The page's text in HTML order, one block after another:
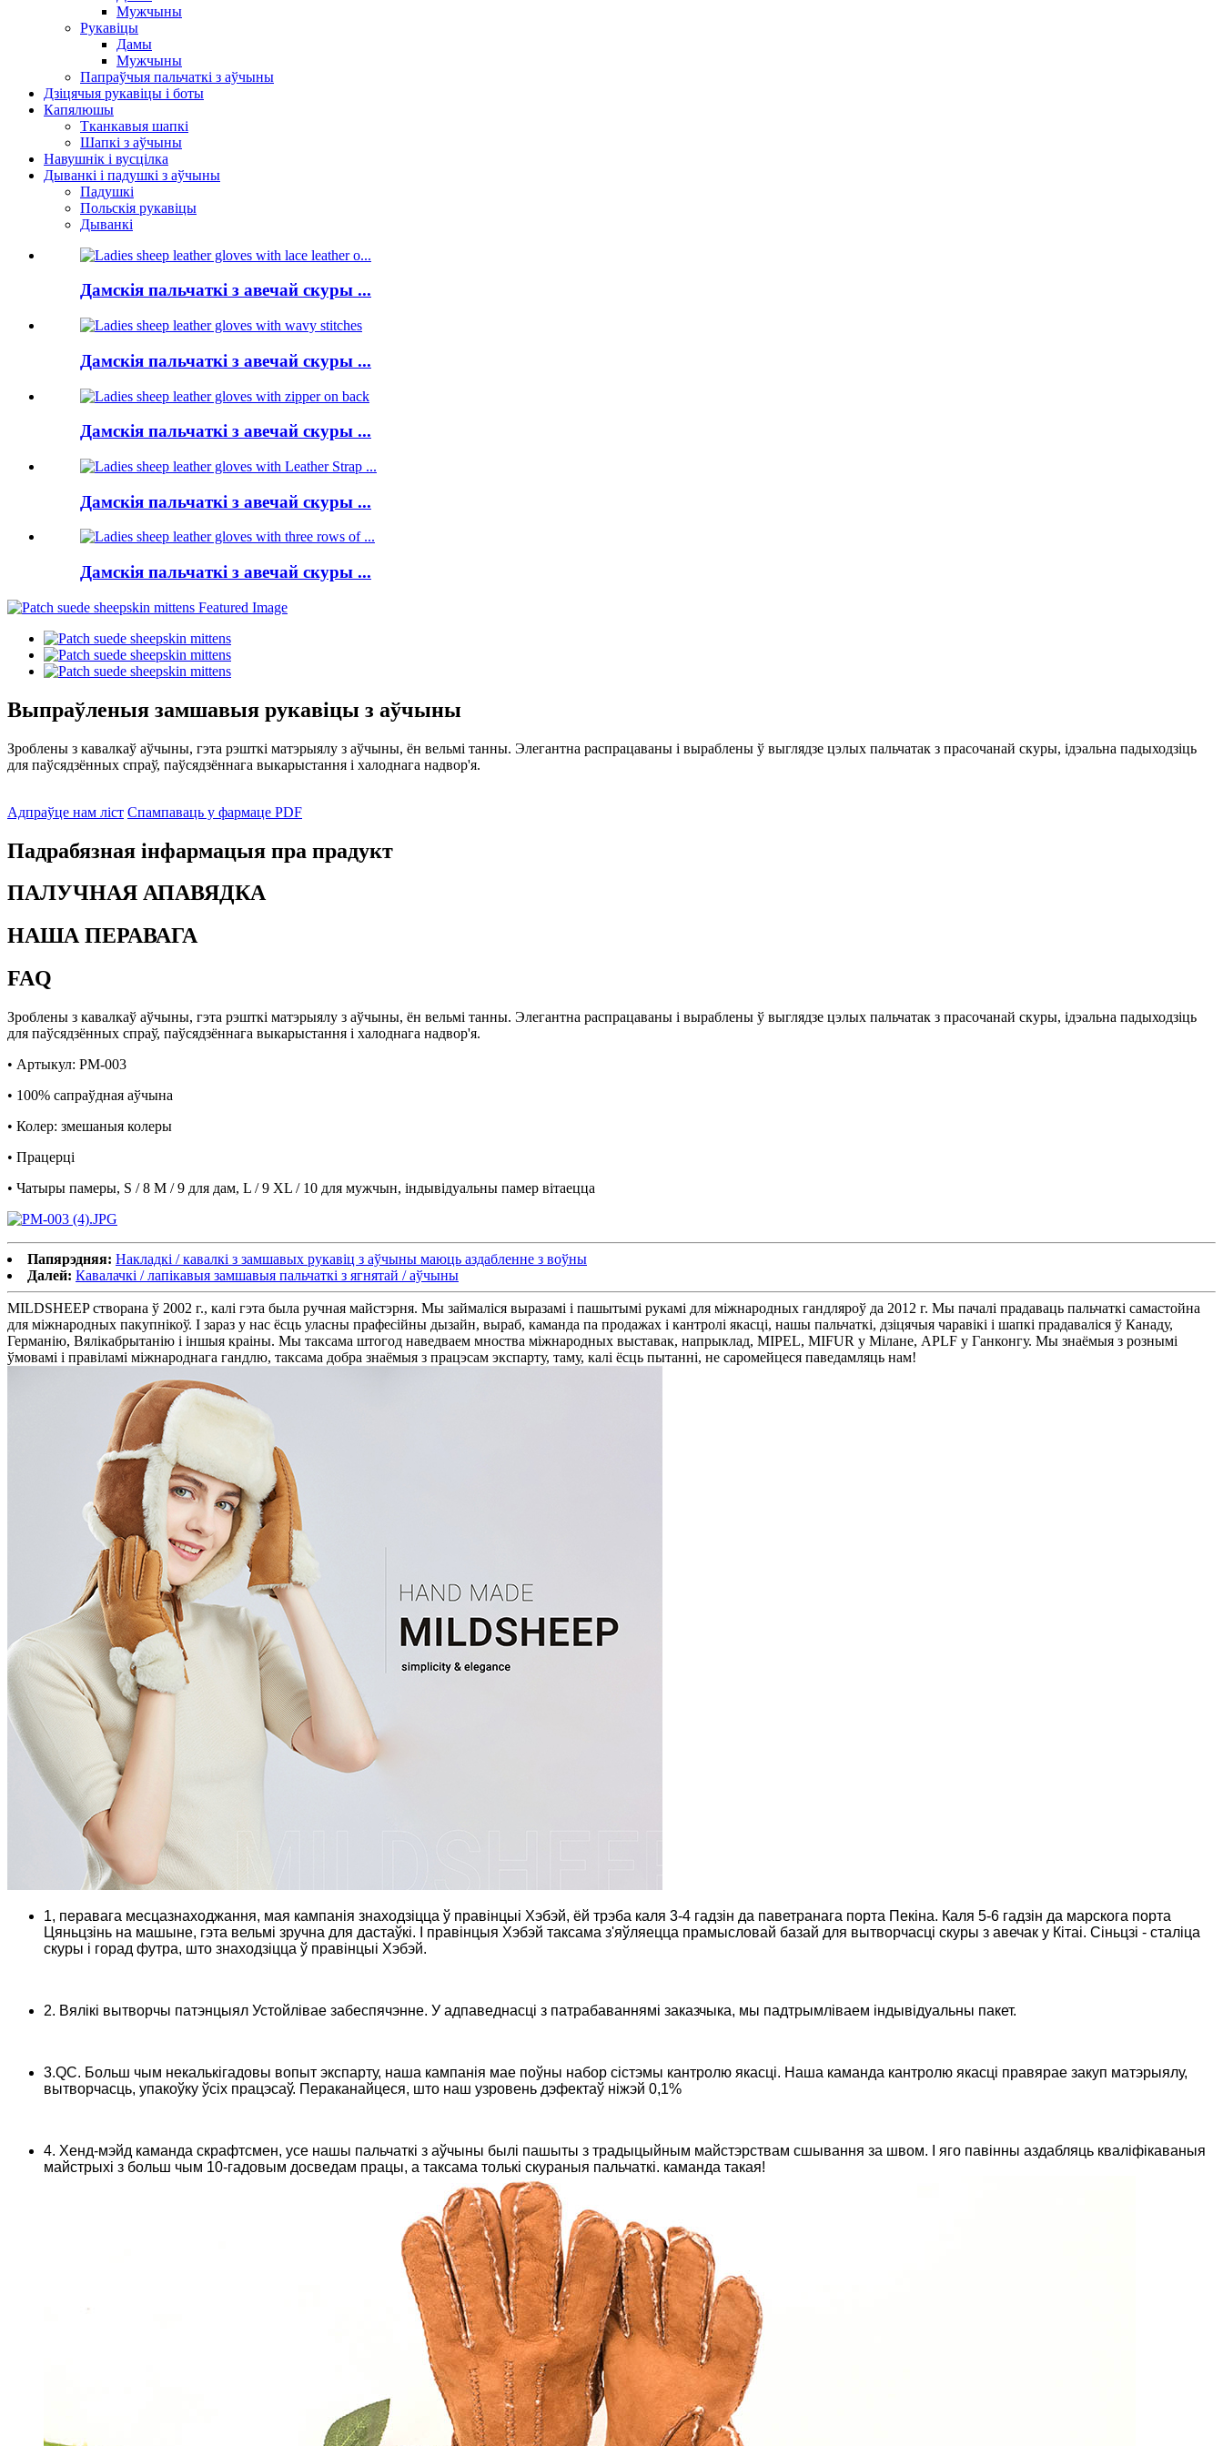
Мужчыны
Рукавіцы
Дамы
Мужчыны
Папраўчыя пальчаткі з аўчыны
Дзіцячыя рукавіцы і боты
Капялюшы
Тканкавыя шапкі
Шапкі з аўчыны
Навушнік і вусцілка
Дыванкі і падушкі з аўчыны
Падушкі
Польскія рукавіцы
Дыванкі
Дамскія пальчаткі з авечай скуры ...
Дамскія пальчаткі з авечай скуры ...
Дамскія пальчаткі з авечай скуры ...
Дамскія пальчаткі з авечай скуры ...
Дамскія пальчаткі з авечай скуры ...
Выпраўленыя замшавыя рукавіцы з аўчыны
Зроблены з кавалкаў аўчыны, гэта рэшткі матэрыялу з аўчыны, ён вельмі танны. Элегантна распрацаваны і выраблены ў выглядзе цэлых пальчатак з прасочанай скуры, ідэальна падыходзіць
для паўсядзённых спраў, паўсядзённага выкарыстання і халоднага надвор'я.
Адпраўце нам ліст Спампаваць у фармаце PDF
Падрабязная інфармацыя пра прадукт
ПАЛУЧНАЯ АПАВЯДКА
НАША ПЕРАВАГА
FAQ
Зроблены з кавалкаў аўчыны, гэта рэшткі матэрыялу з аўчыны, ён вельмі танны. Элегантна распрацаваны і выраблены ў выглядзе цэлых пальчатак з прасочанай скуры, ідэальна падыходзіць
для паўсядзённых спраў, паўсядзённага выкарыстання і халоднага надвор'я.
• Артыкул: PM-003
• 100% сапраўдная аўчына
• Колер: змешаныя колеры
• Працерці
• Чатыры памеры, S / 8 M / 9 для дам, L / 9 XL / 10 для мужчын, індывідуальны памер вітаецца
Папярэдняя: Накладкі / кавалкі з замшавых рукавіц з аўчыны маюць аздабленне з воўны
Далей: Кавалачкі / лапікавыя замшавыя пальчаткі з ягнятай / аўчыны
MILDSHEEP створана ў 2002 г., калі гэта была ручная майстэрня. Мы займаліся выразамі і пашытымі рукамі для міжнародных гандляроў да 2012 г. Мы пачалі прадаваць пальчаткі самастойна
для міжнародных пакупнікоў. І зараз у нас ёсць уласны прафесійны дызайн, выраб, каманда па продажах і кантролі якасці, нашы пальчаткі, дзіцячыя чаравікі і шапкі прадаваліся ў Канаду,
Германію, Вялікабрытанію і іншыя краіны. Мы таксама штогод наведваем мноства міжнародных выставак, напрыклад, MIPEL, MIFUR у Мілане, APLF у Ганконгу. Мы знаёмыя з рознымі
ўмовамі і правіламі міжнароднага гандлю, таксама добра знаёмыя з працэсам экспарту, таму, калі ёсць пытанні, не саромейцеся паведамляць нам!
1, перавага месцазнаходжання, мая кампанія знаходзіцца ў правінцыі Хэбэй, ёй трэба каля 3-4 гадзін да паветранага порта Пекіна. Каля 5-6 гадзін да марскога порта
Цяньцзінь на машыне, гэта вельмі зручна для дастаўкі. І правінцыя Хэбэй таксама з'яўляецца прамысловай базай для вытворчасці скуры з авечак у Кітаі. Сіньцзі - сталіца
скуры і горад футра, што знаходзіцца ў правінцыі Хэбэй.
2. Вялікі вытворчы патэнцыял Устойлівае забеспячэнне. У адпаведнасці з патрабаваннямі заказчыка, мы падтрымліваем індывідуальны пакет.
3.QC. Больш чым некалькігадовы вопыт экспарту, наша кампанія мае поўны набор сістэмы кантролю якасці. Наша каманда кантролю якасці правярае закуп матэрыялу,
вытворчасць, упакоўку ўсіх працэсаў. Пераканайцеся, што наш узровень дэфектаў ніжэй 0,1%
4. Хенд-мэйд каманда скрафтсмен, усе нашы пальчаткі з аўчыны былі пашыты з традыцыйным майстэрствам сшывання за швом. І яго павінны аздабляць кваліфікаваныя
майстрыхі з больш чым 10-гадовым досведам працы, а таксама толькі скураныя пальчаткі. каманда такая!